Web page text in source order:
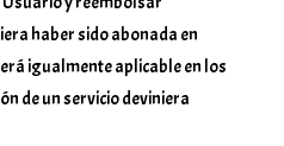
haber sido abonada en
igualmente aplicable en los
de un servicio deviniera